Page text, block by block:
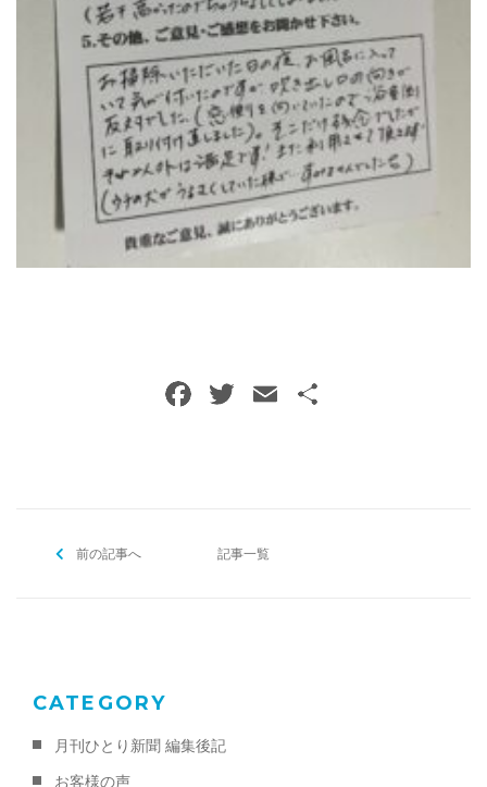
ご予約・お問い合わせ
0120-396-620
F
o
T E
前の記事へ 記事一覧
CATEGORY
月刊ひとり新聞 編集後記
お客様の声